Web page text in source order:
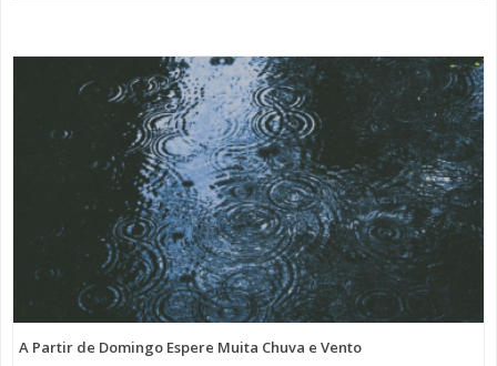
A Partir de Domingo Espere Muita Chuva e Vento